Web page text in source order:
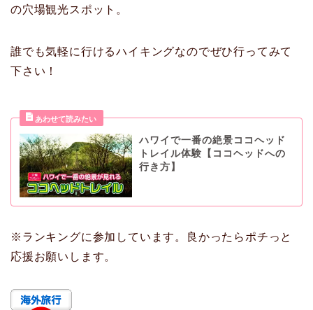
の穴場観光スポット。
誰でも気軽に行けるハイキングなのでぜひ行ってみて
下さい！
ハワイで一番の絶景ココヘッド
トレイル体験【ココヘッドへの
行き方】
※ランキングに参加しています。良かったらポチっと
応援お願いします。